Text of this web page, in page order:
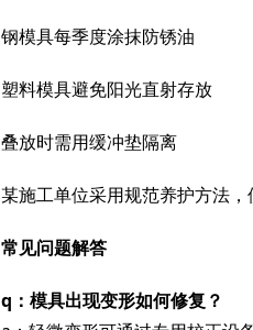
钢模具每季度涂抹防锈油
塑料模具避免阳光直射存放
叠放时需用缓冲垫隔离
某施工单位采用规范养护方法，
常见问题解答
q：模具出现变形如何修复？